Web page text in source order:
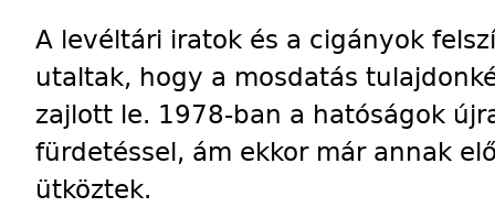
A levéltári iratok és a cigányok
utaltak, hogy a mosdatás
zajlott le. 1978-ban a hatóságok
fürdetéssel, ám ekkor már annak
ütköztek.